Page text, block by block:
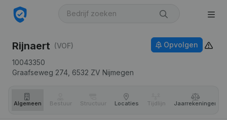
Rijnaert (VOF)
10043350
Graafseweg 274, 6532 ZV Nijmegen
Opvolgen
Algemeen Bestuur Structuur Locaties Tijdlijn Jaar­rekeningen